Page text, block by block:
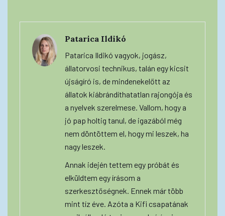
Patarica Ildikó
Patarica Ildikó vagyok, jogász,
állatorvosi technikus, talán egy kicsit
újságíró is, de mindenekelőtt az
állatok kiábrándíthatatlan rajongója és
a nyelvek szerelmese. Vallom, hogy a
jó pap holtig tanul, de igazából még
nem döntöttem el, hogy mi leszek, ha
nagy leszek.
Annak idején tettem egy próbát és
elküldtem egy írásom a
szerkesztőségnek. Ennek már több
mint tíz éve. Azóta a Kifi csapatának